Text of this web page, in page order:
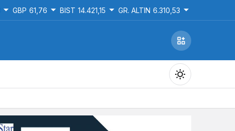
GBP 61,76 BIST 14.421,15 GR. ALTIN 6.310,53